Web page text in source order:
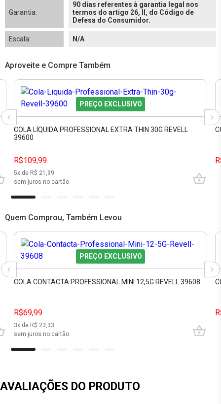
Garantia:
90 dias referentes à garantia legal nos
termos do artigo 26, II, do Código de
Defesa do Consumidor.
Escala: N/A
Aproveite e Compre Também
PREÇO EXCLUSIVO
COLA LÍQUIDA PROFESSIONAL EXTRA THIN 30G REVELL
39600
R$109,99
5x de R$ 21,99
sem juros no cartão
Quem Comprou, Também Levou
PREÇO EXCLUSIVO
COLA CONTACTA PROFESSIONAL MINI 12,5G REVELL 39608
R$69,99
3x de R$ 23,33
sem juros no cartão
AVALIAÇÕES DO PRODUTO